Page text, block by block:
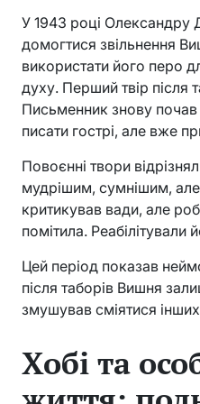
У 1943 році Олександру
домогтися звільнення
використати його перо
духу. Перший твір після
Письменник знову
писати гострі, але вже
Повоєнні твори
мудрішим, сумнішим,
критикував вади, але
помітила. Реабілітували
Цей період показав
після таборів Вишня
змушував сміятися
Хобі та